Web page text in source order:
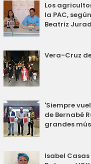
Los
la PAC,
Beatriz
Vera-Cruz
'Siempre
de Bernabé
grandes
Isabel